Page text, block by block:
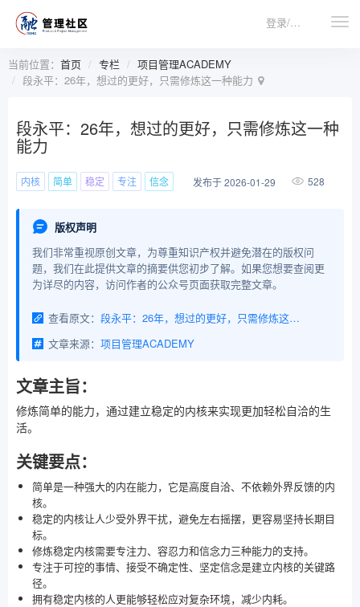
登录/注册
当前位置： 首页 专栏
项目管理ACADEMY
段永平：26年，想过的更好，只需修炼这一种能力
段永平：26年，想过的更好，只需修炼这一种
能力
内核 简单 稳定 专注 信念 发布于 2026-01-29 528
版权声明
我们非常重视原创文章，为尊重知识产权并避免潜在的版权问
题，我们在此提供文章的摘要供您初步了解。如果您想要查阅更
为详尽的内容，访问作者的公众号页面获取完整文章。
查看原文：
段永平：26年，想过的更好，只需修炼这一种能力
文章来源： 项目管理ACADEMY
文章主旨：
修炼简单的能力，通过建立稳定的内核来实现更加轻松自洽的生
活。
关键要点：
简单是一种强大的内在能力，它是高度自洽、不依赖外界反馈的内
核。
稳定的内核让人少受外界干扰，避免左右摇摆，更容易坚持长期目
标。
修炼稳定内核需要专注力、容忍力和信念力三种能力的支持。
专注于可控的事情、接受不确定性、坚定信念是建立内核的关键路
径。
拥有稳定内核的人更能够轻松应对复杂环境，减少内耗。